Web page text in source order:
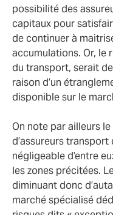
possibilité des
capitaux pour
de continuer à
accumulations. Or, le
du transport, serait
raison d’un
disponible sur le
On note par ailleurs
d’assureurs
négligeable d’entre
les zones précitées.
diminuant donc
marché spécialisé